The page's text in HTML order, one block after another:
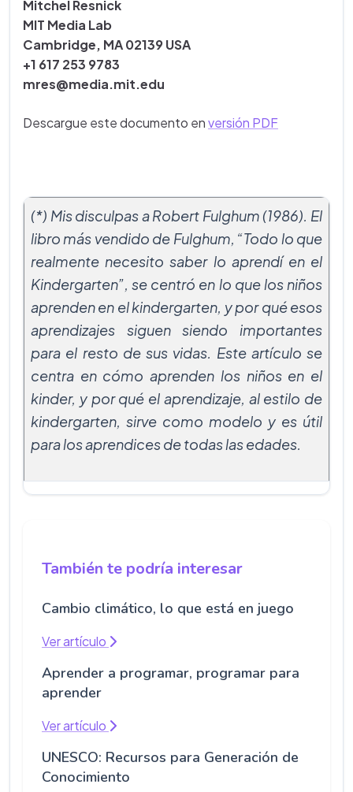
Mitchel Resnick
MIT Media Lab
Cambridge, MA 02139 USA
+1 617 253 9783
mres@media.mit.edu
Descargue este documento enversión PDF
(*) Mis disculpas a Robert Fulghum (1986). El
libro más vendido de Fulghum, “Todo lo que
realmente necesito saber lo aprendí en el
Kindergarten”, se centró en lo que los niños
aprenden en el kindergarten, y por qué esos
aprendizajes siguen siendo importantes
para el resto de sus vidas. Este artículo se
centra en cómo aprenden los niños en el
kinder, y por qué el aprendizaje, al estilo de
kindergarten, sirve como modelo y es útil
para los aprendices de todas las edades.
También te podría interesar
Cambio climático, lo que está en juego
Ver artículo
Aprender a programar, programar para
aprender
Ver artículo
UNESCO: Recursos para Generación de
Conocimiento